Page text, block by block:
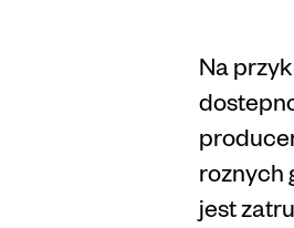
Na
roznych
jest